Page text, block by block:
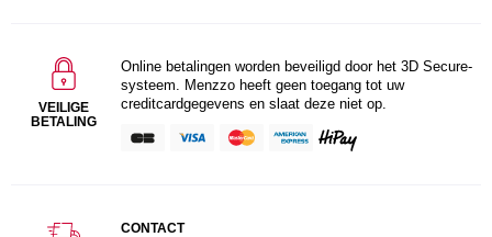
VEILIGE
BETALING
Online betalingen worden beveiligd door het 3D Secure-
systeem. Menzzo heeft geen toegang tot uw
creditcardgegevens en slaat deze niet op.
CONTACT